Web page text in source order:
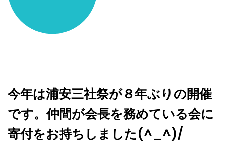
会
る
会
に
寄
付
を
お
今年は浦安三社祭が８年ぶりの開催
です。仲間が会長を務めている会に
寄付をお持ちしました(^_^)/